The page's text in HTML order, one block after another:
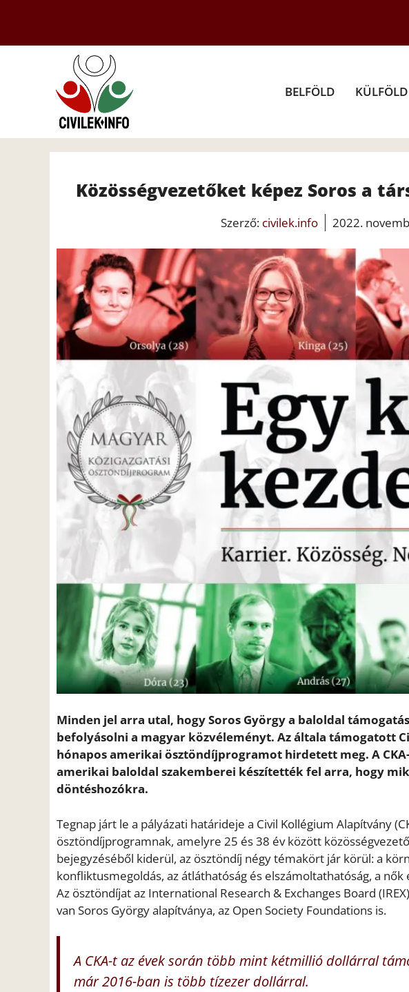
tartalomba
BELFÖLD KÜLFÖLD
Közösségvezetőket képez Soros a
Szerző: civilek.info 2022.
Minden jel arra utal, hogy Soros György a baloldal
befolyásolni a magyar közvéleményt. Az általa támogatott
hónapos amerikai ösztöndíjprogramot hirdetett meg. A
amerikai baloldal szakemberei készítették fel arra, hogy
döntéshozókra.
Tegnap járt le a pályázati határideje a Civil Kollégium Alapítvány
ösztöndíjprogramnak, amelyre 25 és 38 év között
bejegyzéséből kiderül, az ösztöndíj négy témakört jár körül: a
konfliktusmegoldás, az átláthatóság és elszámoltathatóság, a
Az ösztöndíjat az International Research & Exchanges Board
van Soros György alapítványa, az Open Society Foundations is.
A CKA-t az évek során több mint kétmillió dollárral
már 2016-ban is több tízezer dollárral.